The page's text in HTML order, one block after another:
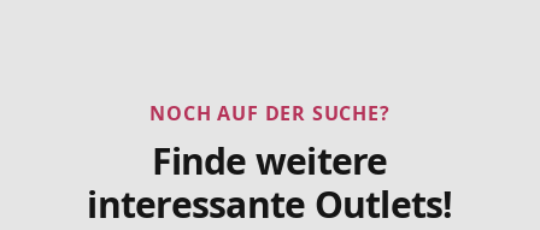
NOCH AUF DER SUCHE?
Finde weitere
interessante Outlets!